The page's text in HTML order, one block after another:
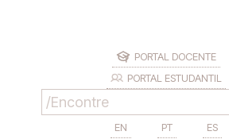
PORTAL DOCENTE
PORTAL ESTUDANTIL
EN PT ES